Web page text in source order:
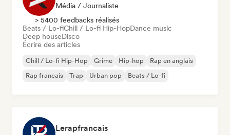
Média / Journaliste
> 5400 feedbacks réalisés
Beats / Lo-fiChill / Lo-fi Hip-HopDance music
Deep houseDisco
Écrire des articles
Chill / Lo-fi Hip-Hop Grime Hip-hop
Rap en anglais
Rap francais
Trap Urban pop Beats / Lo-fi
Lerapfrancais